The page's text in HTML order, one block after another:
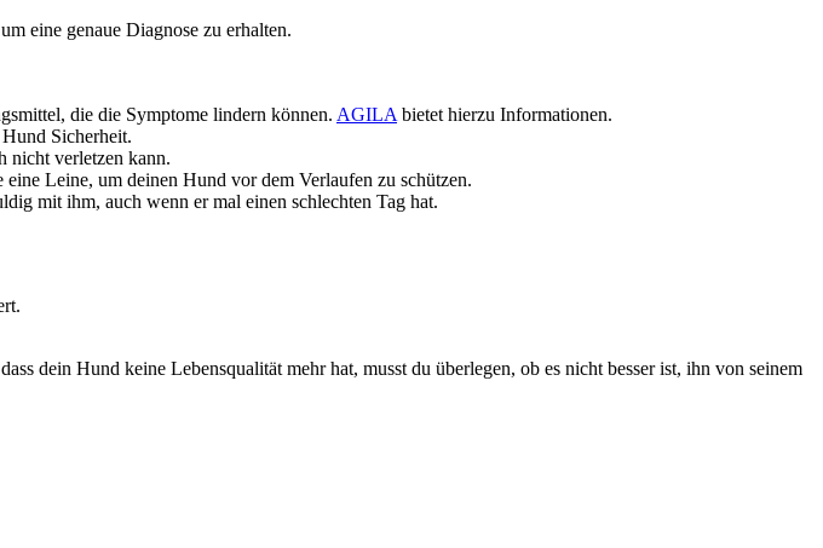
eine genaue Diagnose zu erhalten.
die die Symptome lindern können. AGILA bietet hierzu Informationen.
Sicherheit.
nicht verletzen kann.
Leine, um deinen Hund vor dem Verlaufen zu schützen.
mit ihm, auch wenn er mal einen schlechten Tag hat.
dein Hund keine Lebensqualität mehr hat, musst du überlegen, ob es nicht besser ist, ihn von seinem